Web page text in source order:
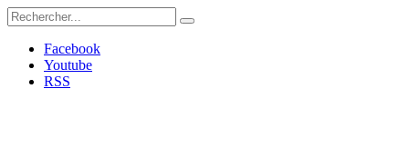
Facebook
Youtube
RSS